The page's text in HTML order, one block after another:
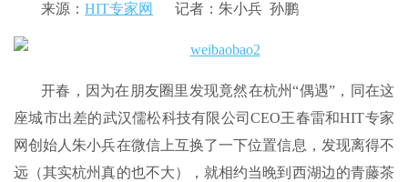
来源： HIT专家网 记者：朱小兵 孙鹏
开春，因为在朋友圈里发现竟然在杭州“偶遇”，同在这
座城市出差的武汉儒松科技有限公司CEO王春雷和HIT专家
网创始人朱小兵在微信上互换了一下位置信息，发现离得不
远（其实杭州真的也不大），就相约当晚到西湖边的青藤茶